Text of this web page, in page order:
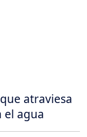
atraviesa
el agua